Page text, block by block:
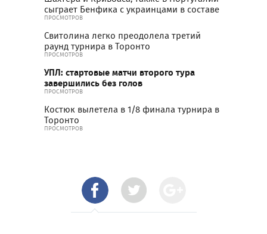
сыграет Бенфика с украинцами в составе
ПРОСМОТРОВ
Свитолина легко преодолела третий
раунд турнира в Торонто
ПРОСМОТРОВ
УПЛ: стартовые матчи второго тура
завершились без голов
ПРОСМОТРОВ
Костюк вылетела в 1/8 финала турнира в
Торонто
ПРОСМОТРОВ